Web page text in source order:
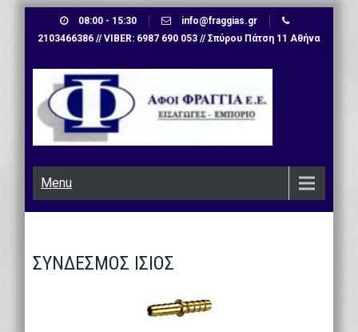
08:00 - 15:30
info@fraggias.gr
2103466386 // VIBER: 6987 690 053 // Σπύρου Πάτση 11 Αθήνα
Menu
ΣΥΝΔΕΣΜΟΣ ΙΣΙΟΣ